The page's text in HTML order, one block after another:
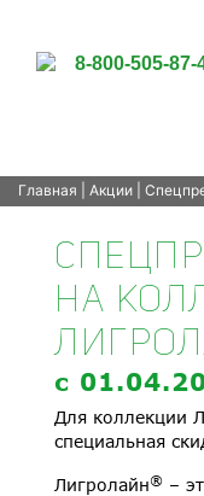
8-800-505-87-
Главная Акции |
НА
c
Для коллекции
специальная
Лигролайн® –